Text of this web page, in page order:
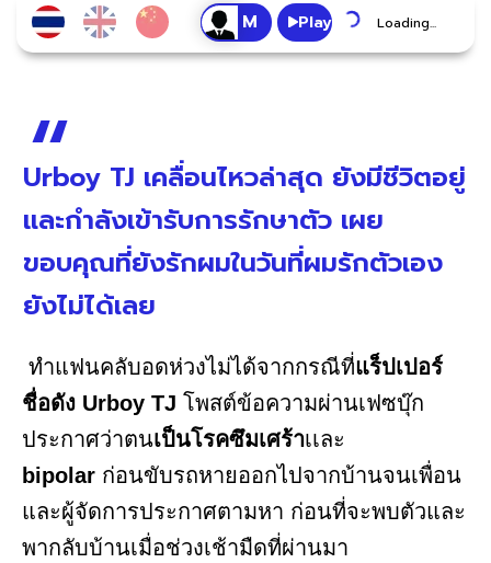
Play Loading...
Urboy TJ เคลื่อนไหวล่าสุด ยังมีชีวิตอยู่
และกำลังเข้ารับการรักษาตัว เผย
ขอบคุณที่ยังรักผมในวันที่ผมรักตัวเอง
ยังไม่ได้เลย
ทำแฟนคลับอดห่วงไม่ได้จากกรณีที่แร็ปเปอร์
ชื่อดัง Urboy TJ โพสต์ข้อความผ่านเฟซบุ๊ก
ประกาศว่าตนเป็นโรคซึมเศร้าเเละ
bipolar ก่อนขับรถหายออกไปจากบ้านจนเพื่อน
และผู้จัดการประกาศตามหา ก่อนที่จะพบตัวและ
พากลับบ้านเมื่อช่วงเช้ามืดที่ผ่านมา